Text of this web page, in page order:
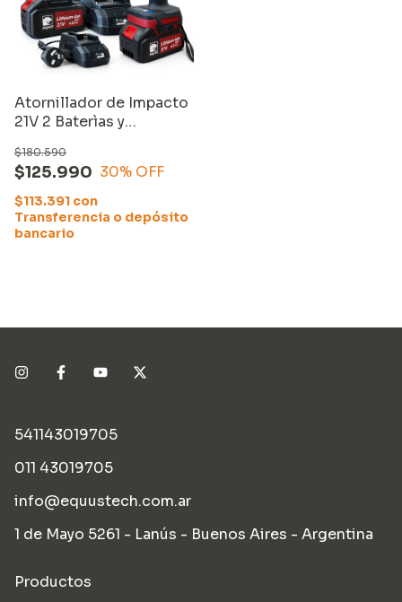
Atornillador de Impacto
21V 2 Baterìas y
$125.990
$180.590
30% OFF
$113.391 con
Transferencia o depósito
bancario
541143019705
011 43019705
info@equustech.com.ar
1 de Mayo 5261 - Lanús - Buenos Aires - Argentina
Productos